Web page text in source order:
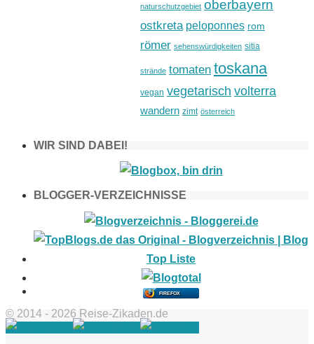
naturschutzgebiet oberbayern
ostkreta peloponnes rom
römer sehenswürdigkeiten sitia
strände tomaten toskana
vegan vegetarisch volterra
wandern zimt österreich
WIR SIND DABEI!
BLOGGER-VERZEICHNISSE
FIREFOX
© 2014 - 2026 Reise-Zikaden.de